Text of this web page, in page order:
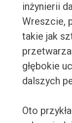
inżynierii
Wreszcie,
takie jak
głębokie
dalszych
Oto